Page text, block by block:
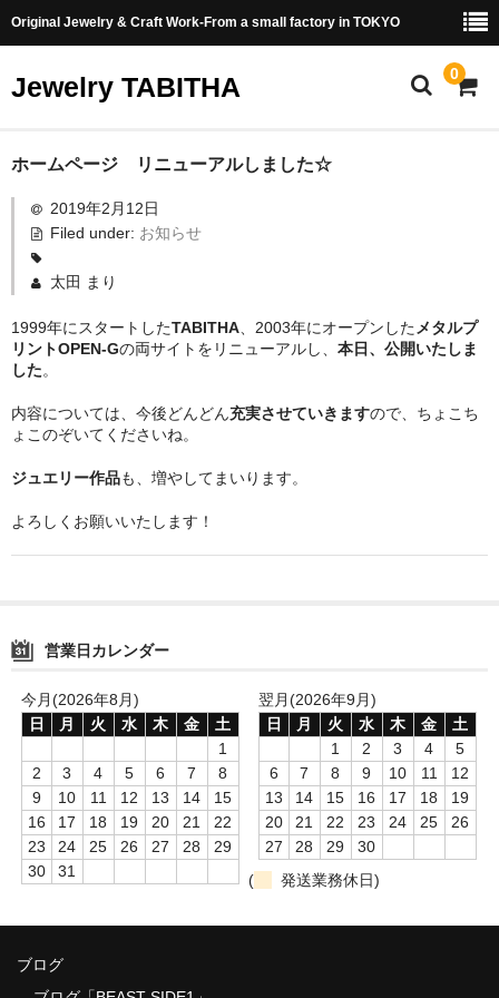
Original Jewelry & Craft Work-From a small factory in TOKYO
Jewelry TABITHA 0
ホーム
SHOP
Bracelet & Bangle
Semi-Order
METAL PRINT
お買い物ガイド
ホームページ リニューアルしました☆
2019年2月12日
Filed under: お知らせ
太田 まり
1999年にスタートしたTABITHA 、2003年にオープンした メタルプ
リントOPEN-Gの両サイトをリニューアルし、 本日、公開いたしま
した。
内容については、今後どんどん充実させていきますので、ちょこち
ょこのぞいてくださいね。
ジュエリー作品も、増やしてまいります。
よろしくお願いいたします！
営業日カレンダー
今月(2026年8月)
日
月 火 水 木 金
土
1
2
3 4 5 6 7
8
9
10 11 12 13 14
15
16
17 18 19 20 21
22
23
24 25 26 27 28
29
30
31
翌月(2026年9月)
日
月 火 水 木 金
土
1
2 3 4
5
6
7 8 9 10 11
12
13
14 15 16 17 18
19
20
21 22 23 24 25
26
27
28 29
30
(
発送業務休日)
ブログ